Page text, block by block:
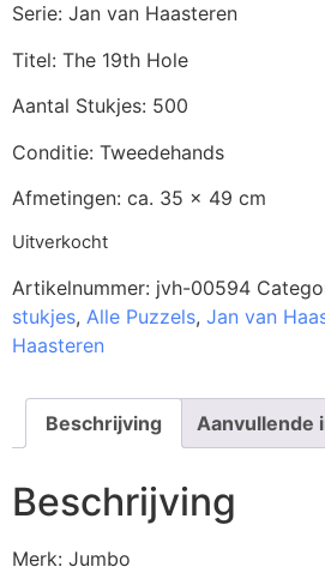
Serie: Jan van Haasteren
Titel: The 19th Hole
Aantal Stukjes: 500
Conditie: Tweedehands
Afmetingen: ca. 35 x 49 cm
Uitverkocht
Artikelnummer: jvh-00594
stukjes, Alle Puzzels, Jan van
Haasteren
Beschrijving Aanvullende
Beschrijving
Merk: Jumbo